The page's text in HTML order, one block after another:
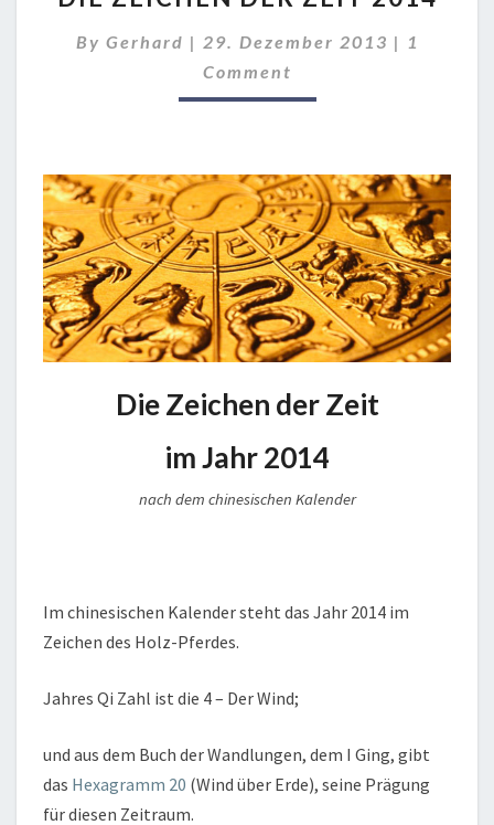
ZEIT
2014
By Gerhard | 29. Dezember 2013 | 1
Comment
Die Zeichen der Zeit
im Jahr 2014
nach dem chinesischen Kalender
Im chinesischen Kalender steht das Jahr 2014 im
Zeichen des Holz-Pferdes.
Jahres Qi Zahl ist die 4 – Der Wind;
und aus dem Buch der Wandlungen, dem I Ging, gibt
das Hexagramm 20 (Wind über Erde), seine Prägung
für diesen Zeitraum.